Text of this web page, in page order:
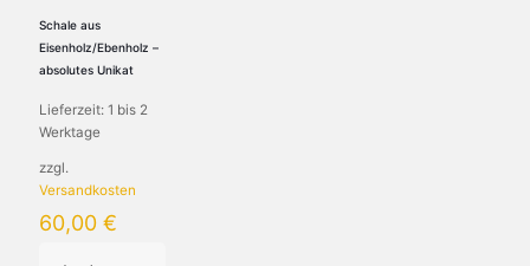
Schale aus
Eisenholz/Ebenholz –
absolutes Unikat
Lieferzeit: 1 bis 2
Werktage
zzgl.
Versandkosten
60,00 €